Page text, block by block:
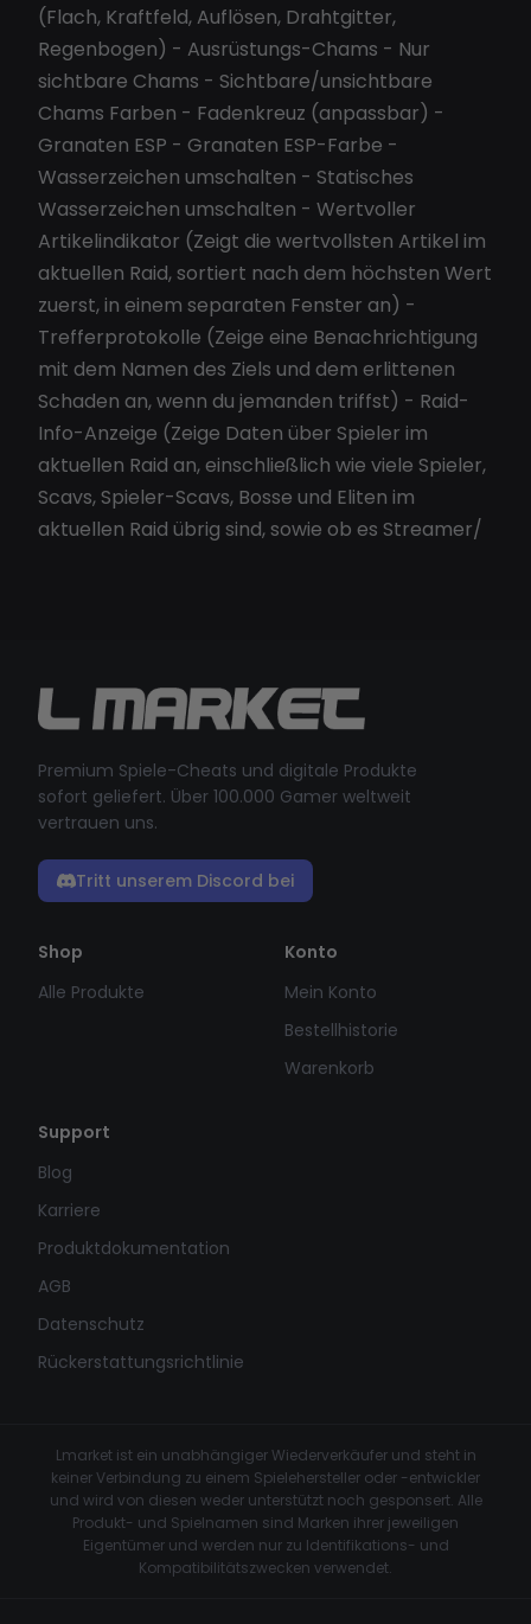
(Flach, Kraftfeld, Auflösen, Drahtgitter,
Regenbogen) - Ausrüstungs-Chams - Nur
sichtbare Chams - Sichtbare/unsichtbare
Chams Farben - Fadenkreuz (anpassbar) -
Granaten ESP - Granaten ESP-Farbe -
Wasserzeichen umschalten - Statisches
Wasserzeichen umschalten - Wertvoller
Artikelindikator (Zeigt die wertvollsten Artikel im
aktuellen Raid, sortiert nach dem höchsten Wert
zuerst, in einem separaten Fenster an) -
Trefferprotokolle (Zeige eine Benachrichtigung
mit dem Namen des Ziels und dem erlittenen
Schaden an, wenn du jemanden triffst) - Raid-
Info-Anzeige (Zeige Daten über Spieler im
aktuellen Raid an, einschließlich wie viele Spieler,
Scavs, Spieler-Scavs, Bosse und Eliten im
aktuellen Raid übrig sind, sowie ob es Streamer/
Premium Spiele-Cheats und digitale Produkte
sofort geliefert. Über 100.000 Gamer weltweit
vertrauen uns.
Tritt unserem Discord bei
Shop
Alle Produkte
Konto
Mein Konto
Bestellhistorie
Warenkorb
Support
Blog
Karriere
Produktdokumentation
AGB
Datenschutz
Rückerstattungsrichtlinie
Lmarket ist ein unabhängiger Wiederverkäufer und steht in
keiner Verbindung zu einem Spielehersteller oder -entwickler
und wird von diesen weder unterstützt noch gesponsert. Alle
Produkt- und Spielnamen sind Marken ihrer jeweiligen
Eigentümer und werden nur zu Identifikations- und
Kompatibilitätszwecken verwendet.